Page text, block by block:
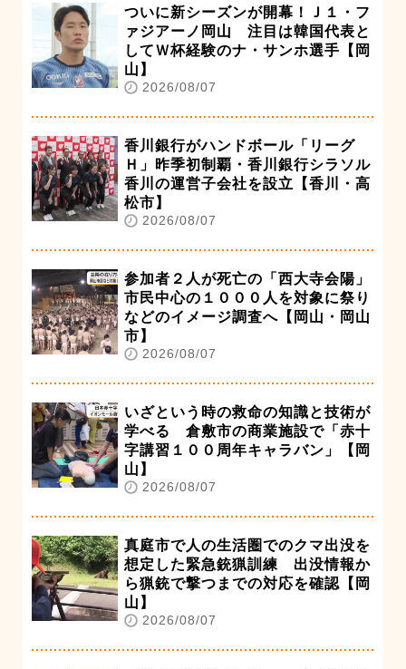
ついに新シーズンが開幕！Ｊ１・フ
ァジアーノ岡山 注目は韓国代表と
してＷ杯経験のナ・サンホ選手【岡
山】
2026/08/07
香川銀行がハンドボール「リーグ
Ｈ」昨季初制覇・香川銀行シラソル
香川の運営子会社を設立【香川・高
松市】
2026/08/07
参加者２人が死亡の「西大寺会陽」
市民中心の１０００人を対象に祭り
などのイメージ調査へ【岡山・岡山
市】
2026/08/07
いざという時の救命の知識と技術が
学べる 倉敷市の商業施設で「赤十
字講習１００周年キャラバン」【岡
山】
2026/08/07
真庭市で人の生活圏でのクマ出没を
想定した緊急銃猟訓練 出没情報か
ら猟銃で撃つまでの対応を確認【岡
山】
2026/08/07